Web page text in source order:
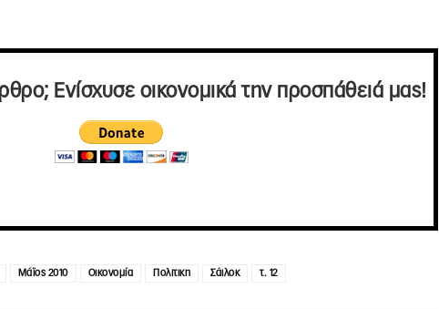
Ενίσχυσε οικονομικά την προσπάθειά μας!
Μάϊος 2010 Οικονομία Πολιτικη Σάιλοκ τ. 12